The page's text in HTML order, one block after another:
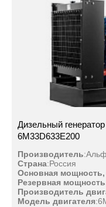
Дизельный
6M33D633E200
Производитель:
Страна:Россия
Основная мощность,
Резервная
Производитель
Модель двигателя: